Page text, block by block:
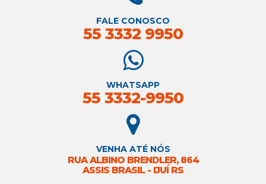
FALE CONOSCO
55 3332 9950
WHATSAPP
55 3332-9950
VENHA ATÉ NÓS
RUA ALBINO BRENDLER, 864
ASSIS BRASIL - IJUÍ RS